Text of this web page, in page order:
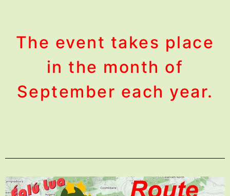
The event takes place
in the month of
September each year.